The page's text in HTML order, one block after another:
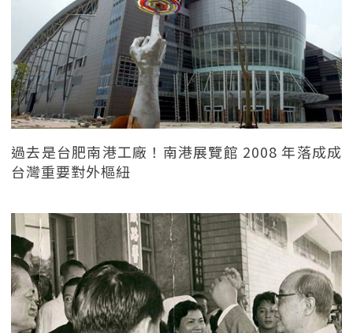
過去是台肥南港工廠！南港展覽館 2008 年落成成
台灣重要對外樞紐